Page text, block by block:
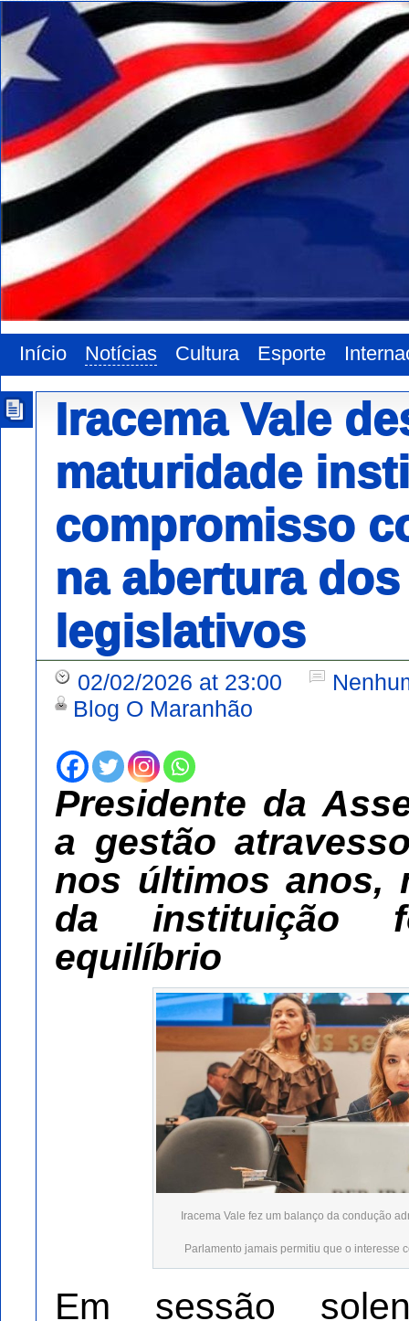
Início Notícias Cultura Esporte
Iracema Vale
maturidade
compromisso
na abertura
legislativos
02/02/2026 at 23:00
Blog O Maranhão
Presidente da
a gestão
nos últimos anos,
da instituição
equilíbrio
Iracema Vale fez um balanço da condução
Parlamento jamais permitiu que o interesse
Em sessão